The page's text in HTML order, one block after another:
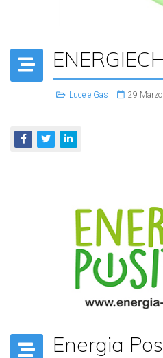
Luce e Gas 29
Energia